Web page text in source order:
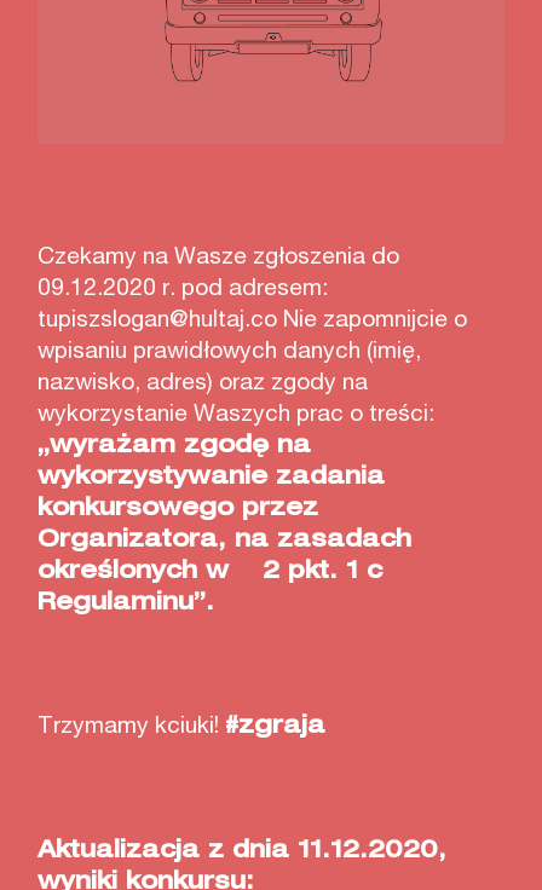
Czekamy na Wasze zgłoszenia do
09.12.2020 r. pod adresem:
tupiszslogan@hultaj.co Nie zapomnijcie o
wpisaniu prawidłowych danych (imię,
nazwisko, adres) oraz zgody na
wykorzystanie Waszych prac o treści:
„wyrażam zgodę na
wykorzystywanie zadania
konkursowego przez
Organizatora, na zasadach
określonych w 2 pkt. 1 c
Regulaminu”.
Trzymamy kciuki! #zgraja
Aktualizacja z dnia 11.12.2020,
wyniki konkursu: